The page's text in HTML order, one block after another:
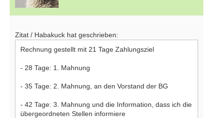
Zitat / Habakuck hat geschrieben:
Rechnung gestellt mit 21 Tage Zahlungsziel
- 28 Tage: 1. Mahnung
- 35 Tage: 2. Mahnung, an den Vorstand der BG
- 42 Tage: 3. Mahnung und die Information, dass ich die
übergeordneten Stellen informiere